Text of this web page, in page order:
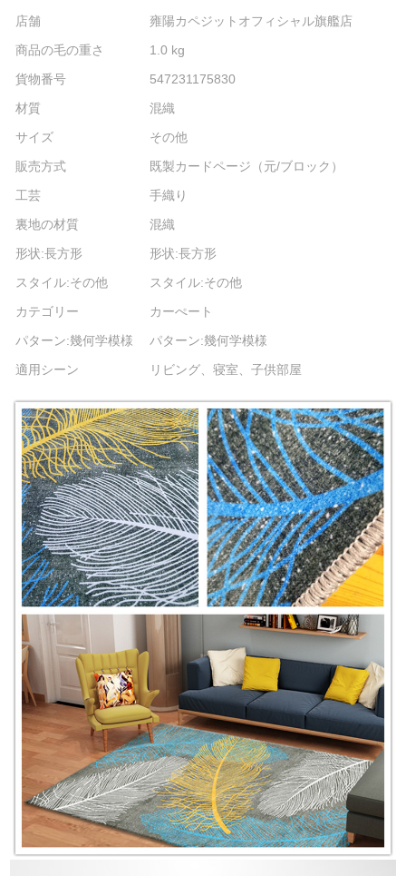
店舗
雍陽カペジットオフィシャル旗艦店
商品の毛の重さ
1.0 kg
貨物番号
547231175830
材質
混織
サイズ
その他
販売方式
既製カードページ（元/ブロック）
工芸
手織り
裏地の材質
混織
形状:長方形
形状:長方形
スタイル:その他
スタイル:その他
カテゴリー
カーぺート
パターン:幾何学模様
パターン:幾何学模様
適用シーン
リビング、寝室、子供部屋